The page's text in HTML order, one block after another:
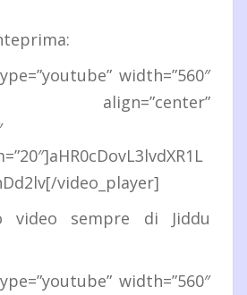
width=”560″
align=”center”
video_player]
video sempre di Jiddu
width=”560″